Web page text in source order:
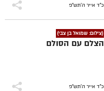
כ"ד אייר ה׳תש״פ
(צילום: שמואל בן צבי)
הצלם עם הסולם
כ"ד אייר ה׳תש״פ